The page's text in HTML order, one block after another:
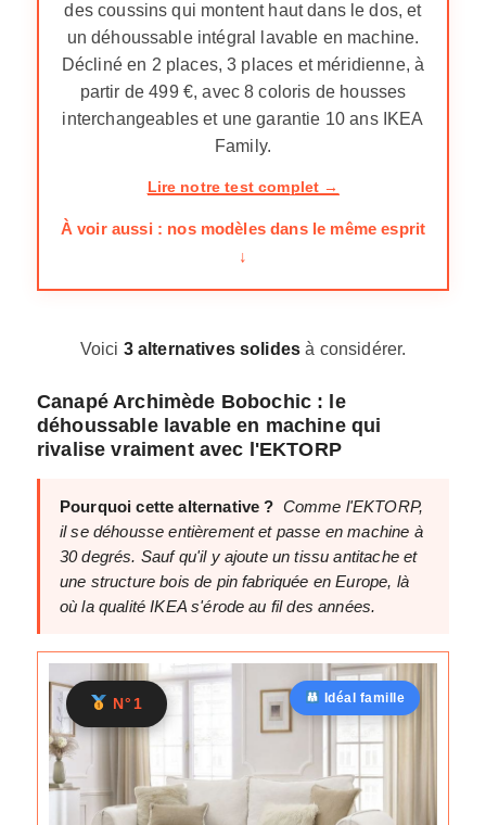
des coussins qui montent haut dans le dos, et
un déhoussable intégral lavable en machine.
Décliné en 2 places, 3 places et méridienne, à
partir de 499 €, avec 8 coloris de housses
interchangeables et une garantie 10 ans IKEA
Family.
Lire notre test complet →
À voir aussi : nos modèles dans le même esprit
↓
Voici 3 alternatives solides à considérer.
Canapé Archimède Bobochic : le
déhoussable lavable en machine qui
rivalise vraiment avec l'EKTORP
Pourquoi cette alternative ? Comme l'EKTORP,
il se déhousse entièrement et passe en machine à
30 degrés. Sauf qu'il y ajoute un tissu antitache et
une structure bois de pin fabriquée en Europe, là
où la qualité IKEA s'érode au fil des années.
N°1 Idéal famille